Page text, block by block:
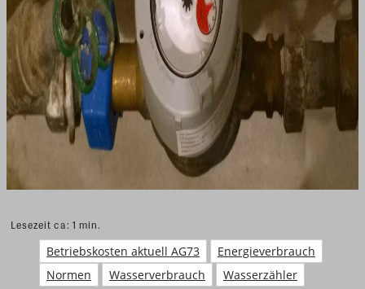
Lesezeit ca: 1 min.
Betriebskosten aktuell AG73
Energieverbrauch
Normen
Wasserverbrauch Wasserzähler